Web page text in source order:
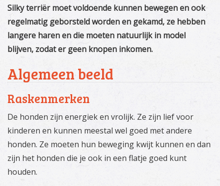
Silky terriër moet voldoende kunnen bewegen en ook
regelmatig geborsteld worden en gekamd, ze hebben
langere haren en die moeten natuurlijk in model
blijven, zodat er geen knopen inkomen.
Algemeen beeld
Raskenmerken
De honden zijn energiek en vrolijk. Ze zijn lief voor
kinderen en kunnen meestal wel goed met andere
honden. Ze moeten hun beweging kwijt kunnen en dan
zijn het honden die je ook in een flatje goed kunt
houden.